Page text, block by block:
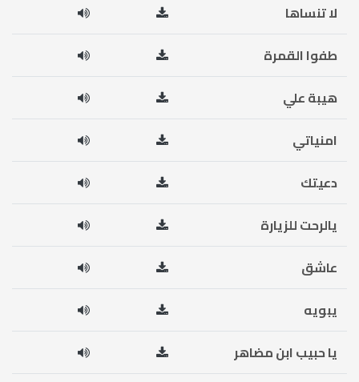
لا تنساها
طفوا القمرة
هيبة علي
امنياتي
دعيتك
يالرحت للزيارة
عاشق
يبويه
يا حبيب ابن مضاهر